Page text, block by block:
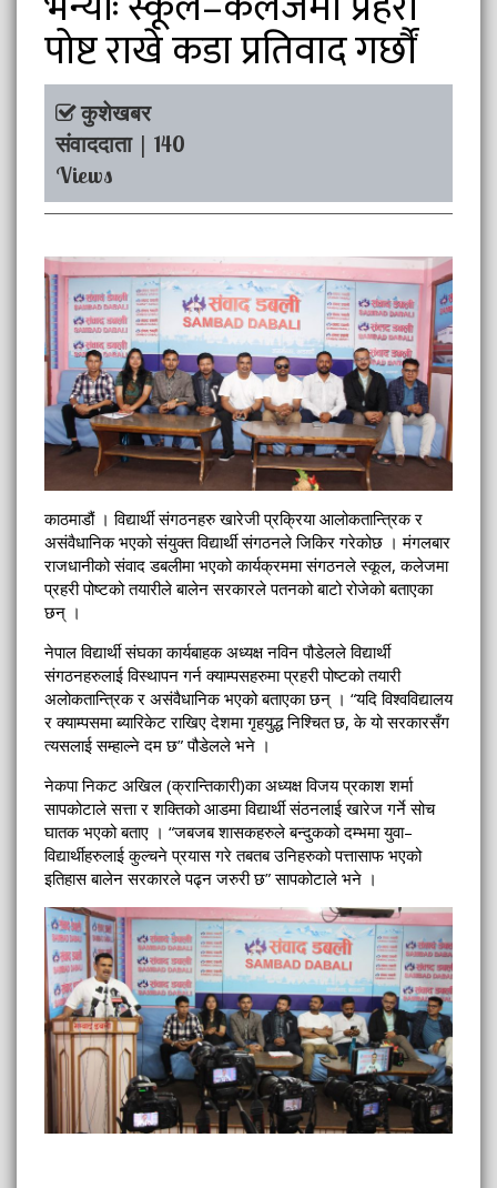
पोष्ट राखे कडा प्रतिवाद गर्छौं
कुशेखबर
संवाददाता | 140
Views
काठमाडौं । विद्यार्थी संगठनहरु खारेजी प्रक्रिया आलोकतान्त्रिक र
असंवैधानिक भएको संयुक्त विद्यार्थी संगठनले जिकिर गरेकोछ । मंगलबार
राजधानीको संवाद डबलीमा भएको कार्यक्रममा संगठनले स्कूल, कलेजमा
प्रहरी पोष्टको तयारीले बालेन सरकारले पतनको बाटो रोजेको बताएका
छन् ।
नेपाल विद्यार्थी संघका कार्यबाहक अध्यक्ष नविन पौडेलले विद्यार्थी
संगठनहरुलाई विस्थापन गर्न क्याम्पसहरुमा प्रहरी पोष्टको तयारी
अलोकतान्त्रिक र असंवैधानिक भएको बताएका छन् । “यदि विश्वविद्यालय
र क्याम्पसमा ब्यारिकेट राखिए देशमा गृहयुद्ध निश्चित छ, के यो सरकारसँग
त्यसलाई सम्हाल्ने दम छ” पौडेलले भने ।
नेकपा निकट अखिल (क्रान्तिकारी)का अध्यक्ष विजय प्रकाश शर्मा
सापकोटाले सत्ता र शक्तिको आडमा विद्यार्थी संठनलाई खारेज गर्ने सोच
घातक भएको बताए । “जबजब शासकहरुले बन्दुकको दम्भमा युवा–
विद्यार्थीहरुलाई कुल्चने प्रयास गरे तबतब उनिहरुको पत्तासाफ भएको
इतिहास बालेन सरकारले पढ्न जरुरी छ” सापकोटाले भने ।